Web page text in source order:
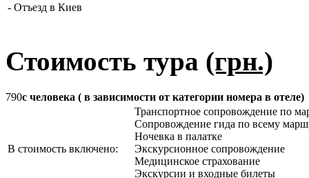
- Отъезд в Киев
Стоимость тура (грн.)
790с человека ( в зависимости от категории номера в отеле)
В стоимость включено:
Транспортное сопровождение по
Сопровождение гида по всему
Ночевка в палатке
Экскурсионное сопровождение
Медицинское страхование
Экскурсии и входные билеты